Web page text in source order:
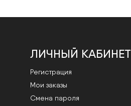
ЛИЧНЫЙ КАБИНЕТ
Регистрация
Мои заказы
Смена пароля